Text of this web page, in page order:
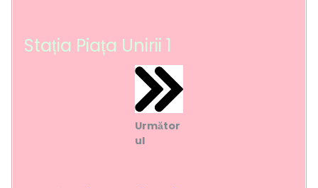
Stația Piața Unirii 1
Următor
ul